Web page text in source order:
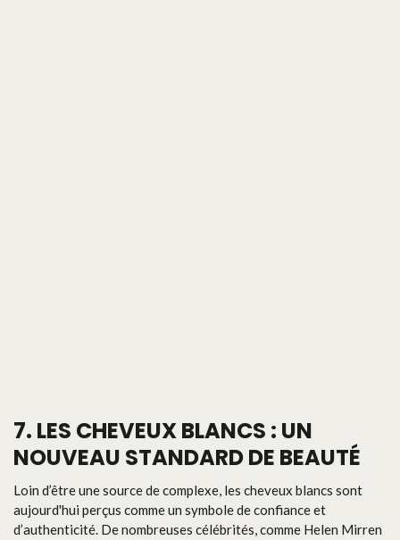
7. LES CHEVEUX BLANCS : UN
NOUVEAU STANDARD DE BEAUTÉ
Loin d’être une source de complexe, les cheveux blancs sont
aujourd'hui perçus comme un symbole de confiance et
d’authenticité. De nombreuses célébrités, comme Helen Mirren